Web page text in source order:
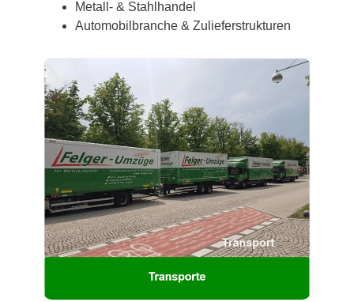
Metall- & Stahlhandel
Automobilbranche & Zulieferstrukturen